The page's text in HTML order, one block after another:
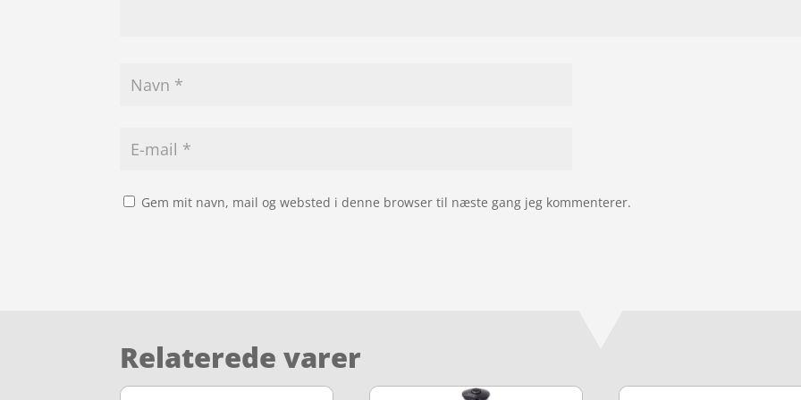
Gem mit navn, mail og websted i denne browser til næste gang jeg kommenterer.
Relaterede varer